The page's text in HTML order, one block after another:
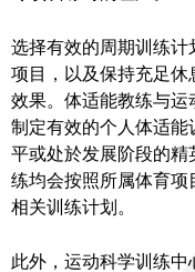
选择有效的周期训练
项目，以及保持充足
效果。体适能教练与
制定有效的个人体适
平或处於发展阶段的
练均会按照所属体育
相关训练计划。
此外，运动科学训练